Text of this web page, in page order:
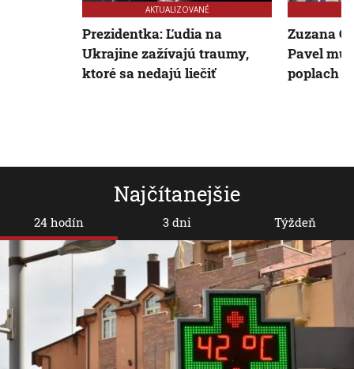
Najčítanejšie
24 hodín 3 dni Týždeň
AKTUALIZOVANÉ
Prezidentka: Ľudia na
Ukrajine zažívajú traumy,
ktoré sa nedajú liečiť
Zuzana
Pavel
poplach